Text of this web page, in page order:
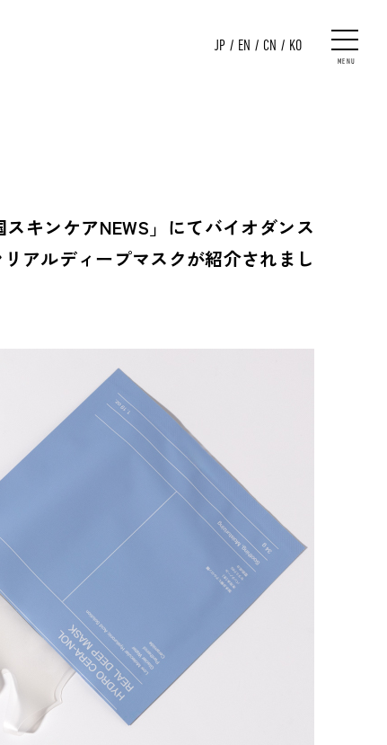
JP / EN / CN / KO
MENU
キンケアNEWS」にてバイオダンス
アルディープマスクが紹介されまし